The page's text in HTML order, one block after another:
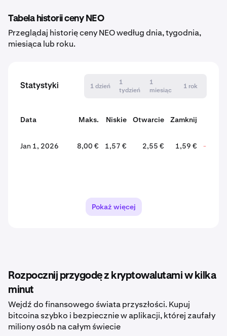
Tabela historii ceny NEO
Przeglądaj historię ceny NEO według dnia, tygodnia,
miesiąca lub roku.
Statystyki 1 dzień
1
tydzień
1
miesiąc
1 rok
Data Maks. Niskie Otwarcie Zamknij
Jan 1, 2026
8,00 € 1,57 € 2,55 € 1,59 € -
Pokaż więcej
Rozpocznij przygodę z kryptowalutami w kilka
minut
Wejdź do finansowego świata przyszłości. Kupuj
bitcoina szybko i bezpiecznie w aplikacji, której zaufały
miliony osób na całym świecie